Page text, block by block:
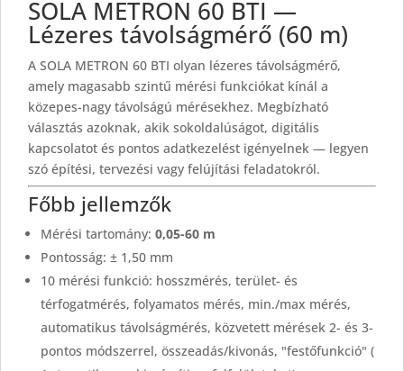
SOLA METRON 60 BTI —
Lézeres távolságmérő (60 m)
A SOLA METRON 60 BTI olyan lézeres távolságmérő,
amely magasabb szintű mérési funkciókat kínál a
közepes-nagy távolságú mérésekhez. Megbízható
választás azoknak, akik sokoldalúságot, digitális
kapcsolatot és pontos adatkezelést igényelnek — legyen
szó építési, tervezési vagy felújítási feladatokról.
Főbb jellemzők
Mérési tartomány: 0,05-60 m
Pontosság: ± 1,50 mm
10 mérési funkció: hosszmérés, terület- és
térfogatmérés, folyamatos mérés, min./max mérés,
automatikus távolságmérés, közvetett mérések 2- és 3-
pontos módszerrel, összeadás/kivonás, "festőfunkció" (